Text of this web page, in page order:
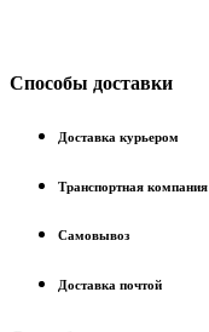
Способы доставки
Доставка курьером
Транспортная компания
Самовывоз
Доставка почтой